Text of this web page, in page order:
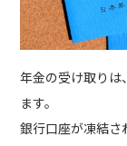
年金の受け取りは
ます。
銀行口座が凍結さ